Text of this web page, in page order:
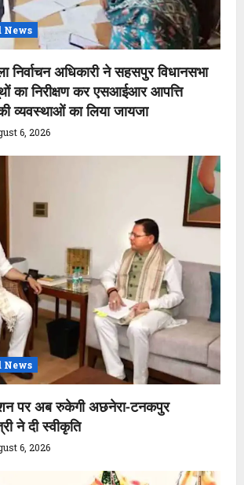
निर्वाचन अधिकारी ने सहसपुर विधानसभा
का निरीक्षण कर एसआईआर आपत्ति
व्यवस्थाओं का लिया जायजा
6, 2026
पर अब रुकेगी अछनेरा-टनकपुर
ने दी स्वीकृति
6, 2026